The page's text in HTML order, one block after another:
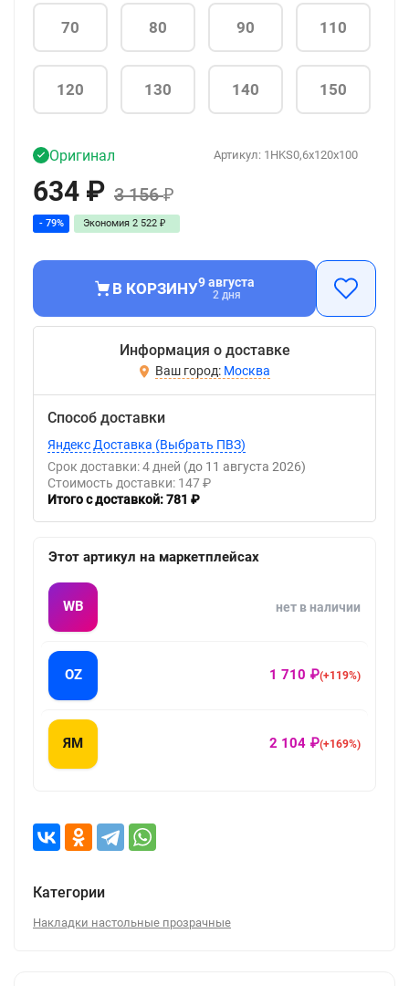
70 80 90 110
120 130 140 150
Артикул: 1HKS0,6x120x100
Оригинал
634 ₽ 3 156₽
- 79% Экономия 2 522 ₽
В КОРЗИНУ9 августа
2 дня
Информация о доставке
Москва
Способ доставки
Яндекс Доставка (Выбрать ПВЗ)
Срок доставки: 4 дней (до 11 августа 2026)
Стоимость доставки: 147 ₽
Итого с доставкой: 781 ₽
Этот артикул на маркетплейсах
WB нет в наличии
OZ 1 710 ₽(+119%)
ЯМ 2 104 ₽(+169%)
Категории
Накладки настольные прозрачные